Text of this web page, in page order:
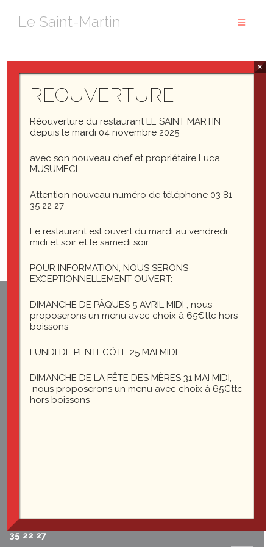
Le Saint-Martin
Welcome to
colorlib.com
. This is your first post. Edit or delete it, then start
blogging!
Markup: HTML Tags and Formatting
1 rue du général Leclerc
25200 Montbéliard
03 81
35 22 27
REOUVERTURE
Réouverture du restaurant LE SAINT MARTIN
depuis le mardi 04 novembre 2025
avec son nouveau chef et propriétaire Luca
MUSUMECI
Attention nouveau numéro de téléphone 03 81
35 22 27
Le restaurant est ouvert du mardi au vendredi
midi et soir et le samedi soir
POUR INFORMATION, NOUS SERONS
EXCEPTIONNELLEMENT OUVERT:
DIMANCHE DE PÂQUES 5 AVRIL MIDI , nous
proposerons un menu avec choix à 65€ttc hors
boissons
LUNDI DE PENTECÔTE 25 MAI MIDI
DIMANCHE DE LA FÊTE DES MÈRES 31 MAI MIDI,
nous proposerons un menu avec choix à 65€ttc
hors boissons
×